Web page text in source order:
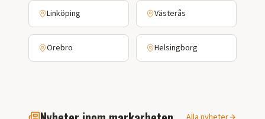
Linköping Västerås
Örebro Helsingborg